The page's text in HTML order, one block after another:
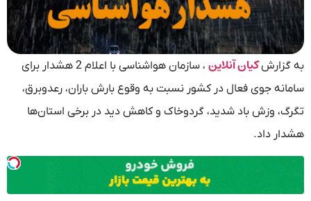
به گزارشکیان آنلاین
، سازمان هواشناسی با اعلام 2 هشدار برای
سامانه جوی فعال در کشور نسبت به وقوع بارش باران، رعدوبرق،
تگرگ، وزش باد شدید، گردوخاک و کاهش دید در برخی استان‌ها
هشدار داد.